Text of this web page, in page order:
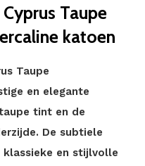
Taupe
katoen
Taupe
en elegante
tint en de
De subtiele
klassieke en stijlvolle